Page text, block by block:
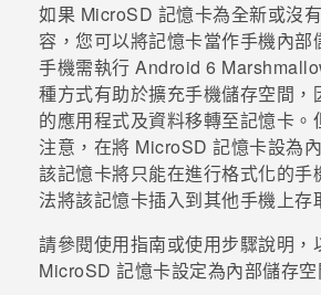
登入
如果 MicroSD 記憶卡為全新或沒
容，您可以將記憶卡當作手機內部
手機需執行 Android 6
種方式有助於擴充手機儲存空間，
的應用程式及資料移轉至記憶卡。
注意，在將 MicroSD 記憶卡設為
該記憶卡將只能在進行格式化的手
法將該記憶卡插入到其他手機上存
請參閱使用指南或使用步驟說明，
MicroSD 記憶卡設定為內部儲存空